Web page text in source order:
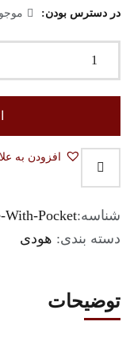
در دسترس بودن:
افزودن به
شناسه:With-Pocket
دسته بندی: هودی
توضیحات